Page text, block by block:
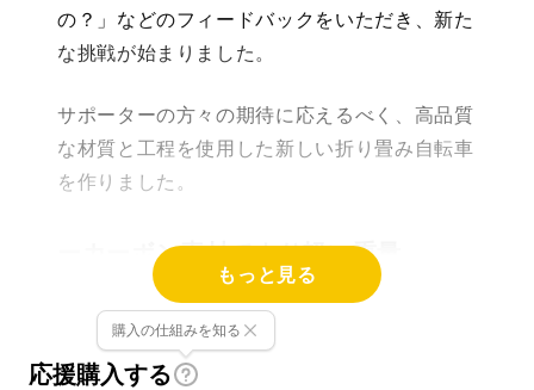
の？」などのフィードバックをいただき、新た
な挑戦が始まりました。
サポーターの方々の期待に応えるべく、高品質
な材質と工程を使用した新しい折り畳み自転車
を作りました。
ーカーボン素材でより軽い重量
ー身長の高い方でも十分に楽しめるこ
とができる大き目のサイズ
もっと見る
応援購入する
購入の仕組みを知る